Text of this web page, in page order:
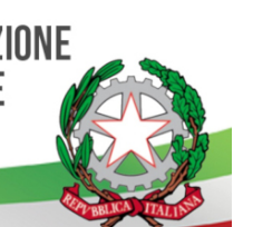
contenuti e istruzioni
corrente per